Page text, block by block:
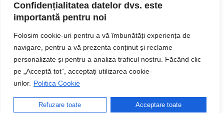
Confidențialitatea datelor dvs. este
importantă pentru noi
Folosim cookie-uri pentru a vă îmbunătăți experiența de
navigare, pentru a vă prezenta conținut și reclame
personalizate și pentru a analiza traficul nostru. Făcând clic
pe „Acceptă tot”, acceptați utilizarea cookie-
urilor. Politica Cookie
Refuzare toate Acceptare toate